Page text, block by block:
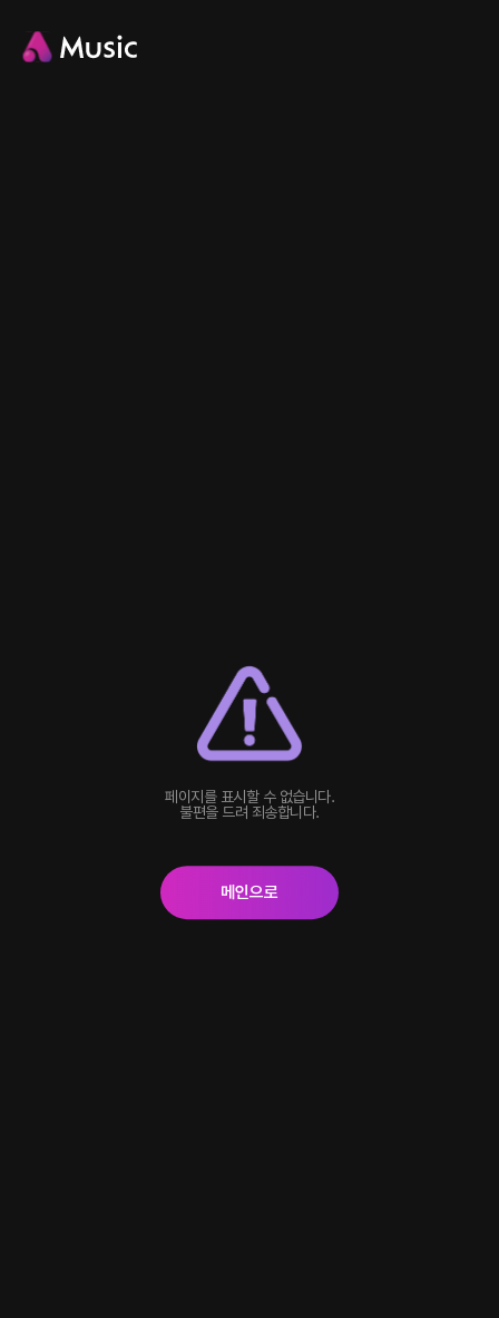
페이지를 표시할 수 없습니다.
불편을 드려 죄송합니다.
메인으로